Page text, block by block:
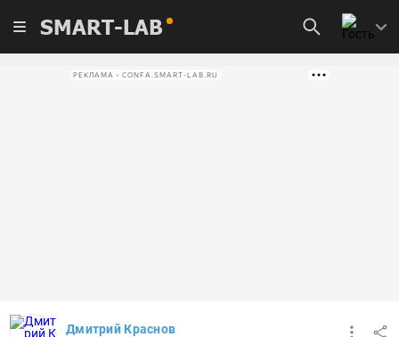
SMART-LAB
РЕКЛАМА • CONFA.SMART-LAB.RU
Дмитрий Краснов